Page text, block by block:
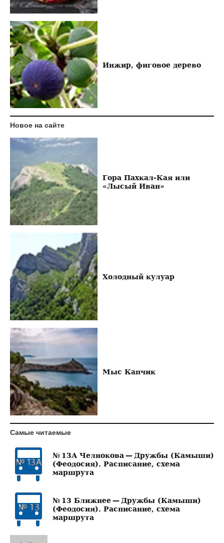
Инжир, фиговое дерево
Новое на сайте
Гора Пахкал-Кая или
«Лысый Иван»
Холодный кулуар
Мыс Капчик
Самые читаемые
№ 13А Челнокова — Дружбы (Камыши)
(Феодосия). Расписание, схема
маршрута
№ 13 Ближнее — Дружбы (Камыши)
(Феодосия). Расписание, схема
маршрута